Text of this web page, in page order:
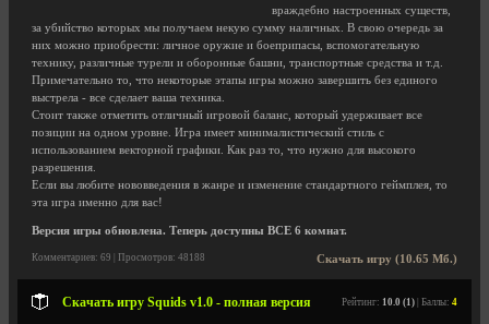
враждебно настроенных существ,
за убийство которых мы получаем некую сумму наличных. В свою очередь за
них можно приобрести: личное оружие и боеприпасы, вспомогательную
технику, различные турели и оборонные башни, транспортные средства и т.д.
Примечательно то, что некоторые этапы игры можно завершить без единого
выстрела - все сделает ваша техника.
Стоит также отметить отличный игровой баланс, который удерживает все
позиции на одном уровне. Игра имеет минималистический стиль с
использованием векторной графики. Как раз то, что нужно для высокого
разрешения.
Если вы любите нововведения в жанре и изменение стандартного геймплея, то
эта игра именно для вас!
Версия игры обновлена. Теперь доступны ВСЕ 6 комнат.
Скачать игру (10.65 Мб.)
Комментариев: 69 | Просмотров: 48188
Скачать игру Squids v1.0 - полная версия Рейтинг: 10.0 (1) | Баллы: 4